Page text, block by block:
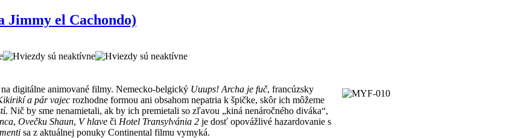
Jimmy el Cachondo)
digitálne animované filmy. Nemecko-belgický Uuups! Archa je fuč, francúzsky
a pár vajec rozhodne formou ani obsahom nepatria k špičke, skôr ich môžeme
Nič by sme nenamietali, ak by ich premietali so zľavou „kiná nenáročného diváka“,
, Ovečku Shaun, V hlave či Hotel Transylvánia 2 je dosť opovážlivé hazardovanie s
sa z aktuálnej ponuky Continental filmu vymyká.